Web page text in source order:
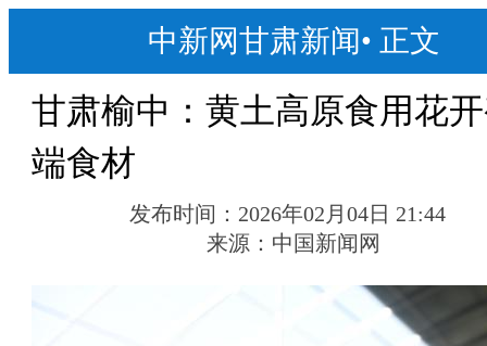
中新网甘肃新闻• 正文
甘肃榆中：黄土高原食用花
端食材
发布时间： 2026年02月04日 21:44
来源： 中国新闻网